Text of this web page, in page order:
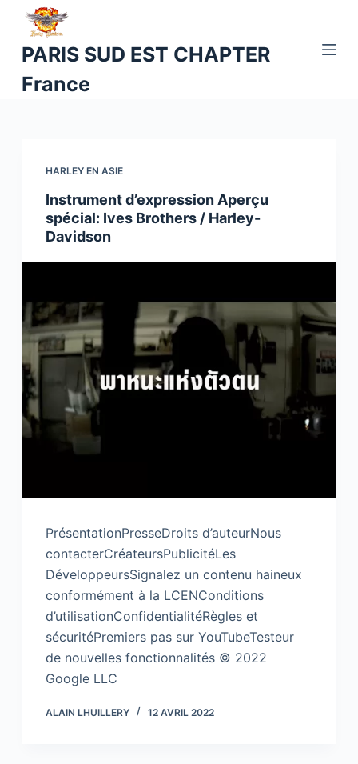
PARIS SUD EST CHAPTER
France
HARLEY EN ASIE
Instrument d’expression Aperçu
spécial: Ives Brothers / Harley-
Davidson
PrésentationPresseDroits d’auteurNous
contacterCréateursPublicitéLes
DéveloppeursSignalez un contenu haineux
conformément à la LCENConditions
d’utilisationConfidentialitéRègles et
sécuritéPremiers pas sur YouTubeTesteur
de nouvelles fonctionnalités © 2022
Google LLC
ALAIN LHUILLERY 12 AVRIL 2022